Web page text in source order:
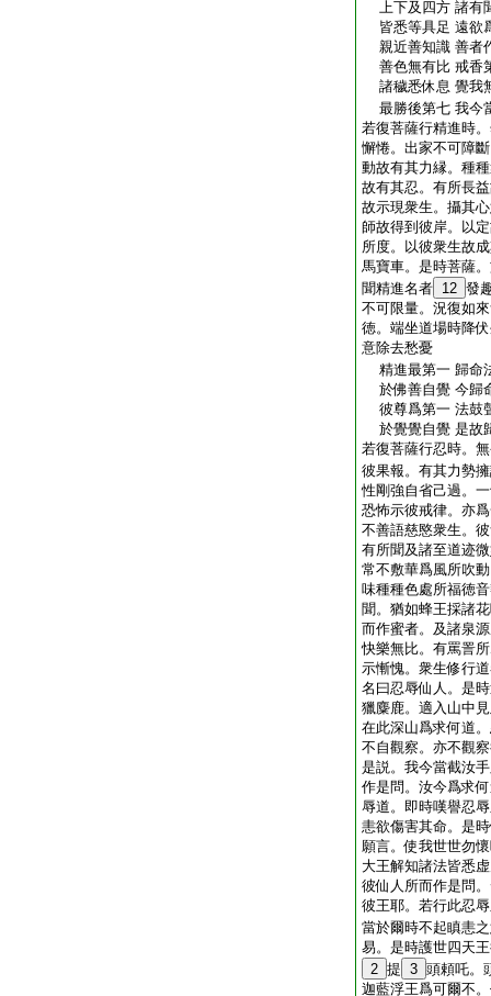
上下及四方 諸有
皆悉等具足 遠欲
親近善知識 善者
善色無有比 戒香
諸穢悉休息 覺我
最勝後第七 我今
若復菩薩行精進時
懈惓。出家不可障
動故有其力縁。種
故有其忍。有所長
故示現衆生。攝其
師故得到彼岸。以
所度。以彼衆生故
馬寶車。是時菩薩
聞精進名者 12 發
不可限量。況復如
徳。端坐道場時降
意除去愁憂
精進最第一 歸命
於佛善自覺 今歸
彼尊爲第一 法鼓
於覺覺自覺 是故
若復菩薩行忍時。
彼果報。有其力勢
性剛強自省己過。
恐怖示彼戒律。亦
不善語慈愍衆生。
有所聞及諸至道迹
常不敷華爲風所吹
味種種色處所福徳
聞。猶如蜂王採諸
而作蜜者。及諸泉
快樂無比。有罵詈
示慚愧。衆生修行
名曰忍辱仙人。是
獵麋鹿。適入山中
在此深山爲求何道
不自觀察。亦不觀
是説。我今當截汝
作是問。汝今爲求
辱道。即時嘆譽忍
恚欲傷害其命。是
願言。使我世世勿
大王解知諸法皆悉
彼仙人所而作是問
彼王耶。若行此忍
當於爾時不起瞋恚
易。是時護世四天
2 提 3 頭頼吒。
迦藍浮王爲可爾不